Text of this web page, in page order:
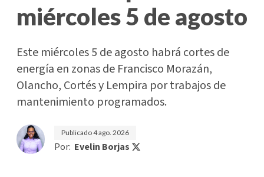
miércoles 5 de agosto
Este miércoles 5 de agosto habrá cortes de
energía en zonas de Francisco Morazán,
Olancho, Cortés y Lempira por trabajos de
mantenimiento programados.
Publicado4 ago. 2026
Por: Evelin Borjas